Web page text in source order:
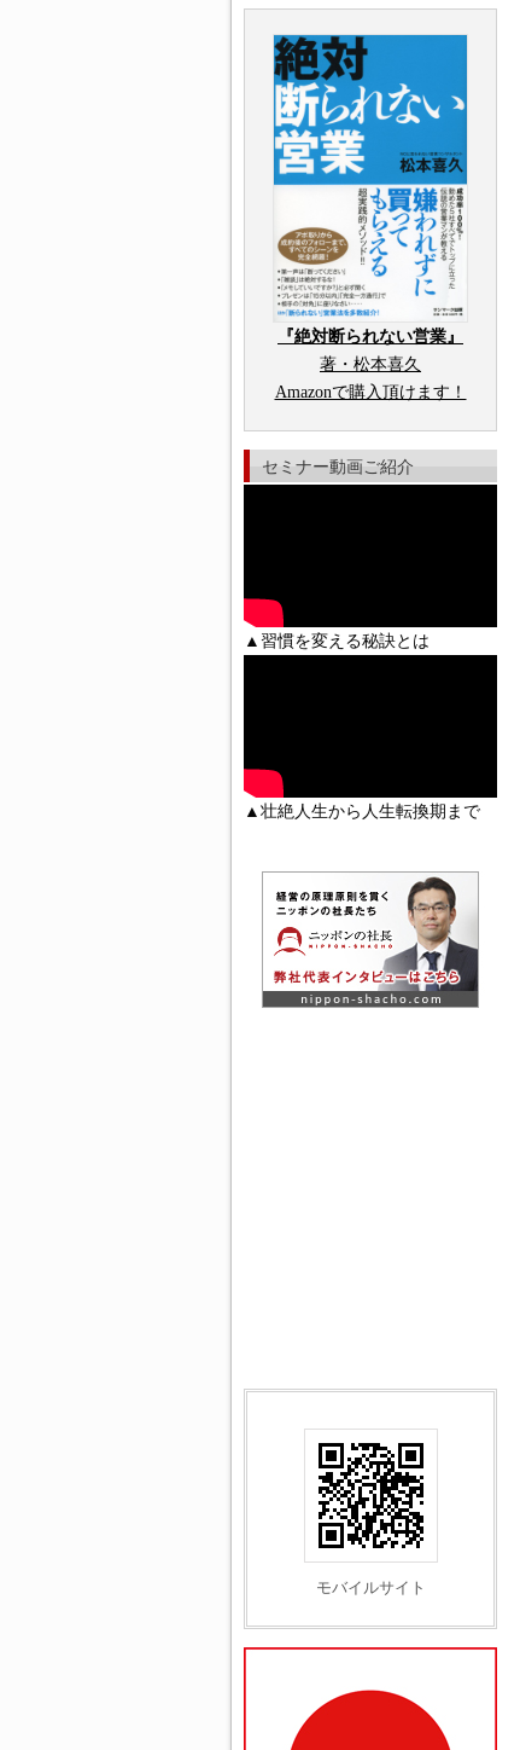
『絶対断られない営業』
著・松本喜久
Amazonで購入頂けます！
セミナー動画ご紹介
▲習慣を変える秘訣とは
▲壮絶人生から人生転換期まで
モバイルサイト